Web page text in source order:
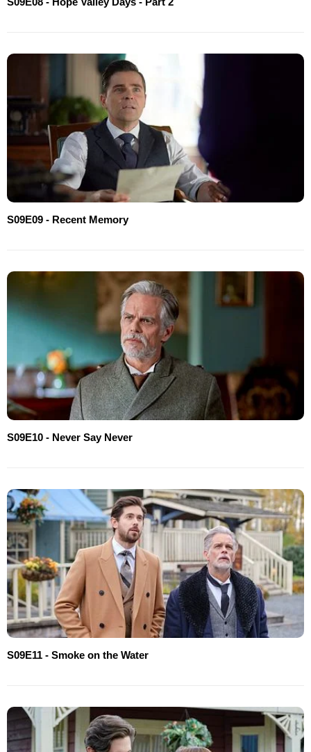
S09E09 - Recent Memory
S09E10 - Never Say Never
S09E11 - Smoke on the Water